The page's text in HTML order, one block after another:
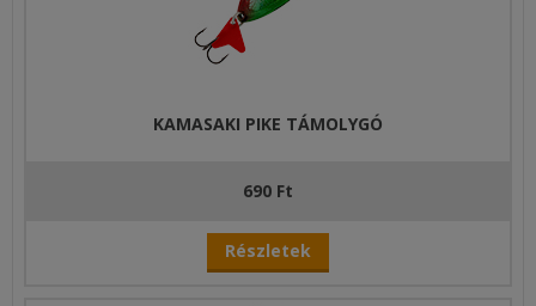
KAMASAKI PIKE TÁMOLYGÓ
690 Ft
Részletek